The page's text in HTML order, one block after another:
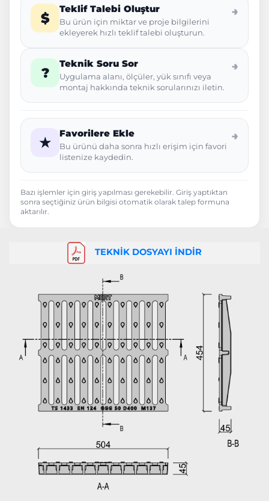
$
Teklif Talebi Oluştur
Bu ürün için miktar ve proje bilgilerini
ekleyerek hızlı teklif talebi oluşturun.
→
?
Teknik Soru Sor
Uygulama alanı, ölçüler, yük sınıfı veya
montaj hakkında teknik sorularınızı iletin.
→
★
Favorilere Ekle
Bu ürünü daha sonra hızlı erişim için favori
listenize kaydedin.
→
Bazı işlemler için giriş yapılması gerekebilir. Giriş yaptıktan
sonra seçtiğiniz ürün bilgisi otomatik olarak talep formuna
aktarılır.
TEKNİK DOSYAYI İNDİR